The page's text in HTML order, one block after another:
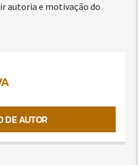
autoria e motivação do
DE AUTOR